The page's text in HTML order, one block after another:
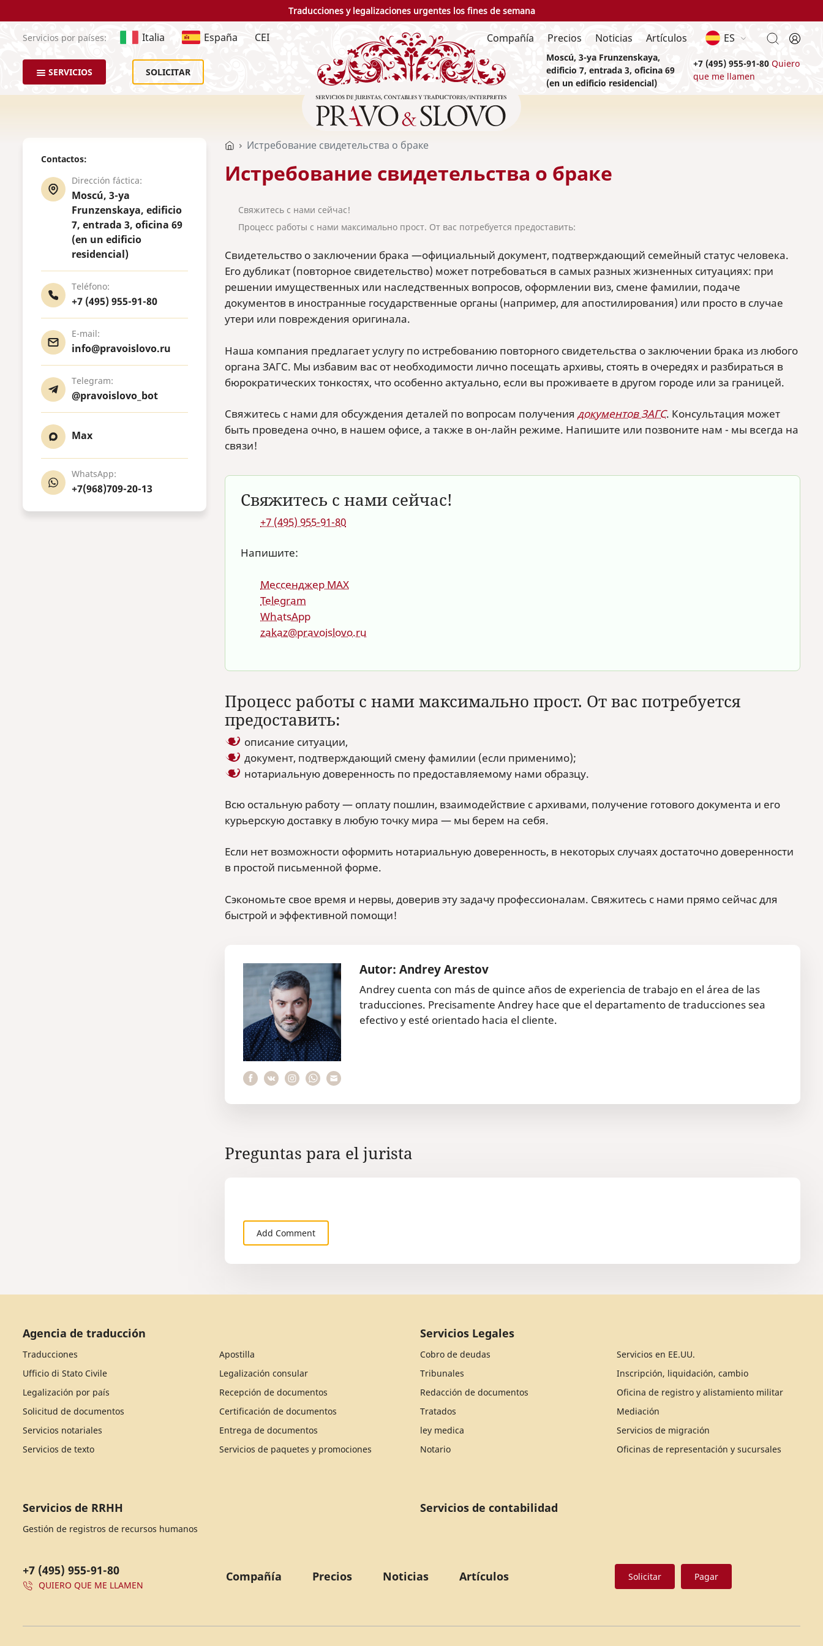
Traducciones y legalizaciones urgentes los fines de semana
Servicios por países: Italia España CEI
SERVICIOS SOLICITAR
Compañía Precios Noticias Artículos ES
Moscú, 3-ya Frunzenskaya,
edificio 7, entrada 3, oficina 69
(en un edificio residencial)
+7 (495) 955-91-80 Quiero
que me llamen
Contactos:
Dirección fáctica:
Moscú, 3-ya
Frunzenskaya, edificio
7, entrada 3, oficina 69
(en un edificio
residencial)
Teléfono:
+7 (495) 955-91-80
E-mail:
info@pravoislovo.ru
Telegram:
@pravoislovo_bot
Max
WhatsApp:
+7(968)709-20-13
Истребование свидетельства о браке
Истребование свидетельства о браке
Свяжитесь с нами сейчас!
Процесс работы с нами максимально прост. От вас потребуется предоставить:
Свидетельство о заключении брака —официальный документ, подтверждающий семейный статус человека.
Его дубликат (повторное свидетельство) может потребоваться в самых разных жизненных ситуациях: при
решении имущественных или наследственных вопросов, оформлении виз, смене фамилии, подаче
документов в иностранные государственные органы (например, для апостилирования) или просто в случае
утери или повреждения оригинала.
Наша компания предлагает услугу по истребованию повторного свидетельства о заключении брака из любого
органа ЗАГС. Мы избавим вас от необходимости лично посещать архивы, стоять в очередях и разбираться в
бюрократических тонкостях, что особенно актуально, если вы проживаете в другом городе или за границей.
Свяжитесь с нами для обсуждения деталей по вопросам получения документов ЗАГС. Консультация может
быть проведена очно, в нашем офисе, а также в он-лайн режиме. Напишите или позвоните нам - мы всегда на
связи!
Свяжитесь с нами сейчас!
+7 (495) 955-91-80
Напишите:
Мессенджер MAX
Telegram
WhatsApp
zakaz@pravoislovo.ru
Процесс работы с нами максимально прост. От вас потребуется
предоставить:
описание ситуации,
документ, подтверждающий смену фамилии (если применимо);
нотариальную доверенность по предоставляемому нами образцу.
Всю остальную работу — оплату пошлин, взаимодействие с архивами, получение готового документа и его
курьерскую доставку в любую точку мира — мы берем на себя.
Если нет возможности оформить нотариальную доверенность, в некоторых случаях достаточно доверенности
в простой письменной форме.
Сэкономьте свое время и нервы, доверив эту задачу профессионалам. Свяжитесь с нами прямо сейчас для
быстрой и эффективной помощи!
Autor: Andrey Arestov
Andrey cuenta con más de quince años de experiencia de trabajo en el área de las
traducciones. Precisamente Andrey hace que el departamento de traducciones sea
efectivo y esté orientado hacia el cliente.
Preguntas para el jurista
Add Comment
Agencia de traducción
Traducciones
Apostilla
Ufficio di Stato Civile
Legalización consular
Legalización por país
Recepción de documentos
Solicitud de documentos
Certificación de documentos
Servicios notariales
Entrega de documentos
Servicios de texto
Servicios de paquetes y promociones
Servicios Legales
Cobro de deudas
Servicios en EE.UU.
Tribunales
Inscripción, liquidación, cambio
Redacción de documentos
Oficina de registro y alistamiento militar
Tratados
Mediación
ley medica
Servicios de migración
Notario
Oficinas de representación y sucursales
Servicios de RRHH
Gestión de registros de recursos humanos
Servicios de contabilidad
+7 (495) 955-91-80
QUIERO QUE ME LLAMEN
Compañía Precios Noticias Artículos Solicitar Pagar